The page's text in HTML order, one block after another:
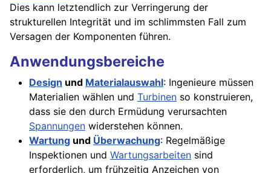
Dies kann letztendlich zur Verringerung der
strukturellen Integrität und im schlimmsten Fall zum
Versagen der Komponenten führen.
Anwendungsbereiche
Design und Materialauswahl: Ingenieure müssen
Materialien wählen und Turbinen so konstruieren,
dass sie den durch Ermüdung verursachten
Spannungen widerstehen können.
Wartung und Überwachung: Regelmäßige
Inspektionen und Wartungsarbeiten sind
erforderlich, um frühzeitig Anzeichen von